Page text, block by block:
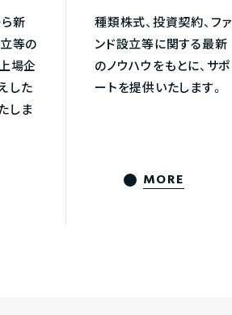
新
等の
場企
した
しま
種類株式、投資契約、ファ
ンド設立等に関する最新
のノウハウをもとに、サポ
ートを提供いたします。
MORE